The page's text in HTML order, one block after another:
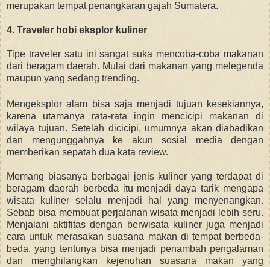
merupakan tempat penangkaran gajah Sumatera.
4. Traveler hobi eksplor kuliner
Tipe traveler satu ini sangatsuka mencoba-coba makanan
dari beragam daerah. Mulai dari makanan yang melegenda
maupun yang sedang trending.
Mengeksplor alam bisa saja menjadi tujuan kesekiannya,
karena utamanya rata-rata ingin mencicipi makanan di
wilaya tujuan. Setelah dicicipi, umumnya akan diabadikan
dan mengunggahnya ke akun sosial media dengan
memberikan sepatah dua kata review.
Memang biasanya berbagai jenis kuliner yang terdapat di
beragam daerah berbeda itu menjadi daya tarik mengapa
wisata kuliner selalu menjadi hal yang menyenangkan.
Sebab bisa membuat perjalanan wisata menjadi lebih seru.
Menjalani aktifitas dengan berwisata kuliner juga menjadi
cara untuk merasakan suasana makan di tempat berbeda-
beda. yang tentunya bisa menjadi penambah pengalaman
dan menghilangkan kejenuhan suasana makan yang